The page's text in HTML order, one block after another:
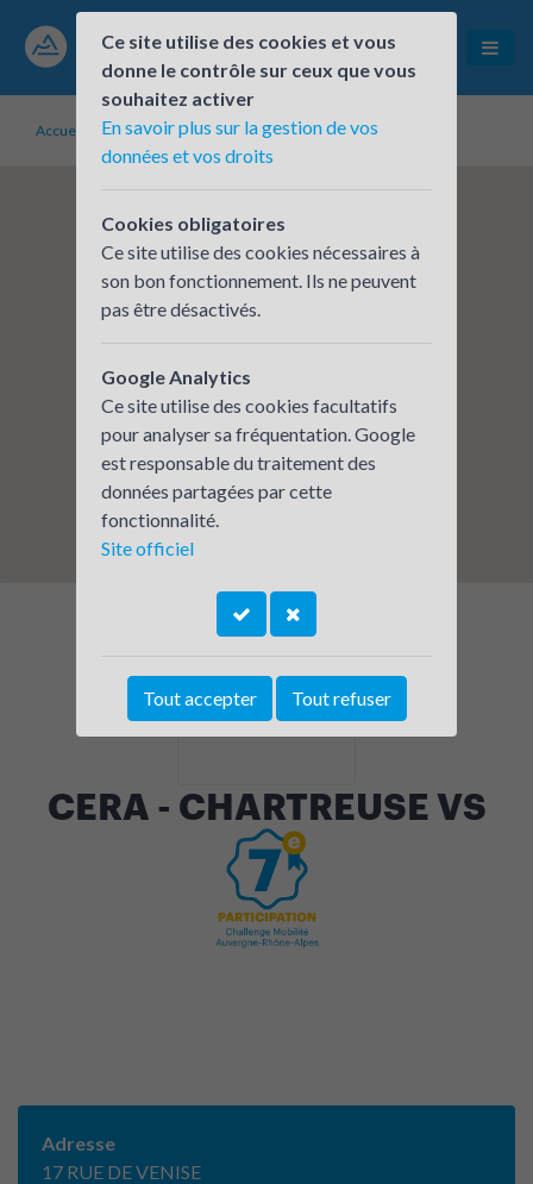
Accueil Établissements inscrits CERA - CHARTREUSE VS
CERA - CHARTREUSE VS
Adresse
17 RUE DE VENISE
Ce site utilise des cookies et vous
donne le contrôle sur ceux que vous
souhaitez activer
En savoir plus sur la gestion de vos
données et vos droits
Cookies obligatoires
Ce site utilise des cookies nécessaires à
son bon fonctionnement. Ils ne peuvent
pas être désactivés.
Google Analytics
Ce site utilise des cookies facultatifs
pour analyser sa fréquentation. Google
est responsable du traitement des
données partagées par cette
fonctionnalité.
Site officiel
Tout accepter Tout refuser